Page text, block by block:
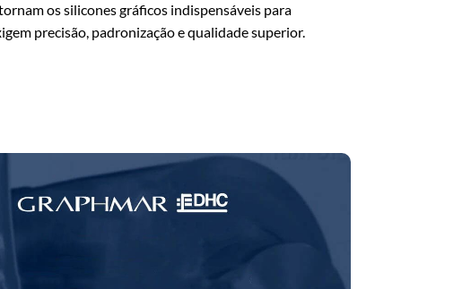
os silicones gráficos indispensáveis para
precisão, padronização e qualidade superior.